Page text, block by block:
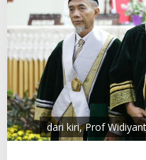
dari kiri, Prof